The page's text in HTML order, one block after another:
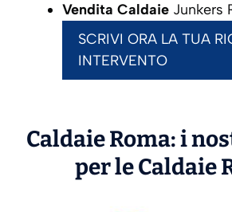
Vendita Caldaie Junkers
SCRIVI ORA LA TUA
INTERVENTO
Caldaie Roma: i
per le Caldaie